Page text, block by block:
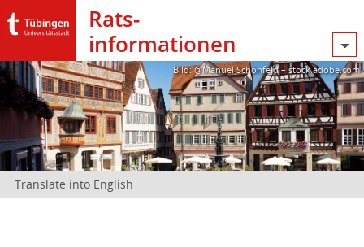
Rats­
informationen
Bild: @Manuel Schönfeld – stock.adobe.com
Translate into English